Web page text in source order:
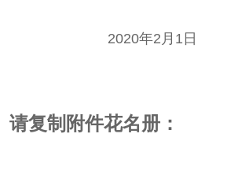
2020年2月1日
请复制附件花名册：